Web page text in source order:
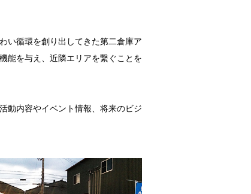
い循環を創り出してきた第二倉庫ア
能を与え、近隣エリアを繋ぐことを
動内容やイベント情報、将来のビジ